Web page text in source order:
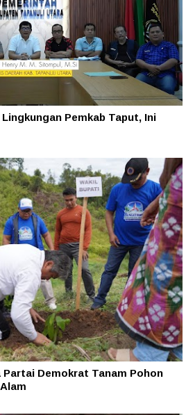
Pemkab Taput, Ini
Partai Demokrat Tanam Pohon